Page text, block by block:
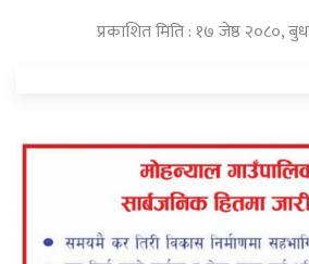
प्रकाशित मिति : १७ जेष्ठ २०८०,